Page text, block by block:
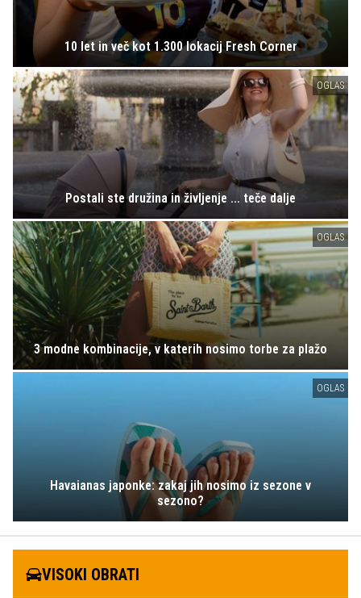
10 let in več kot 1.300 lokacij Fresh Corner
OGLAS
Postali ste družina in življenje ... teče dalje
OGLAS
3 modne kombinacije, v katerih nosimo torbe za plažo
OGLAS
Havaianas japonke: zakaj jih nosimo iz sezone v
sezono?
VISOKI OBRATI